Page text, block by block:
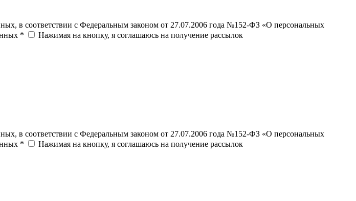
в соответствии с Федеральным законом от 27.07.2006 года №152-ФЗ «О персональных
*
Нажимая на кнопку, я соглашаюсь на получение рассылок
в соответствии с Федеральным законом от 27.07.2006 года №152-ФЗ «О персональных
*
Нажимая на кнопку, я соглашаюсь на получение рассылок